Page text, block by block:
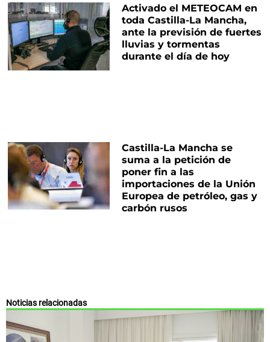
Activado el METEOCAM en
toda Castilla-La Mancha,
ante la previsión de fuertes
lluvias y tormentas
durante el día de hoy
Castilla-La Mancha se
suma a la petición de
poner fin a las
importaciones de la Unión
Europea de petróleo, gas y
carbón rusos
Noticias relacionadas